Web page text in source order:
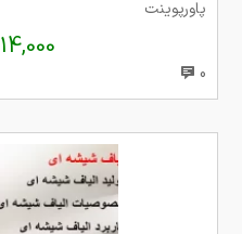
پاورپوینت
14,000 تومان
0